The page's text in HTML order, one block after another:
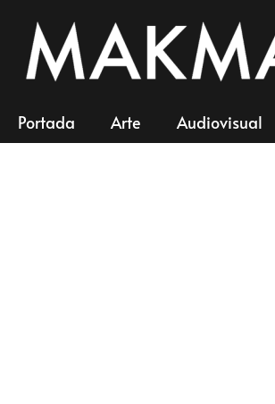
Portada Arte Audiovisual